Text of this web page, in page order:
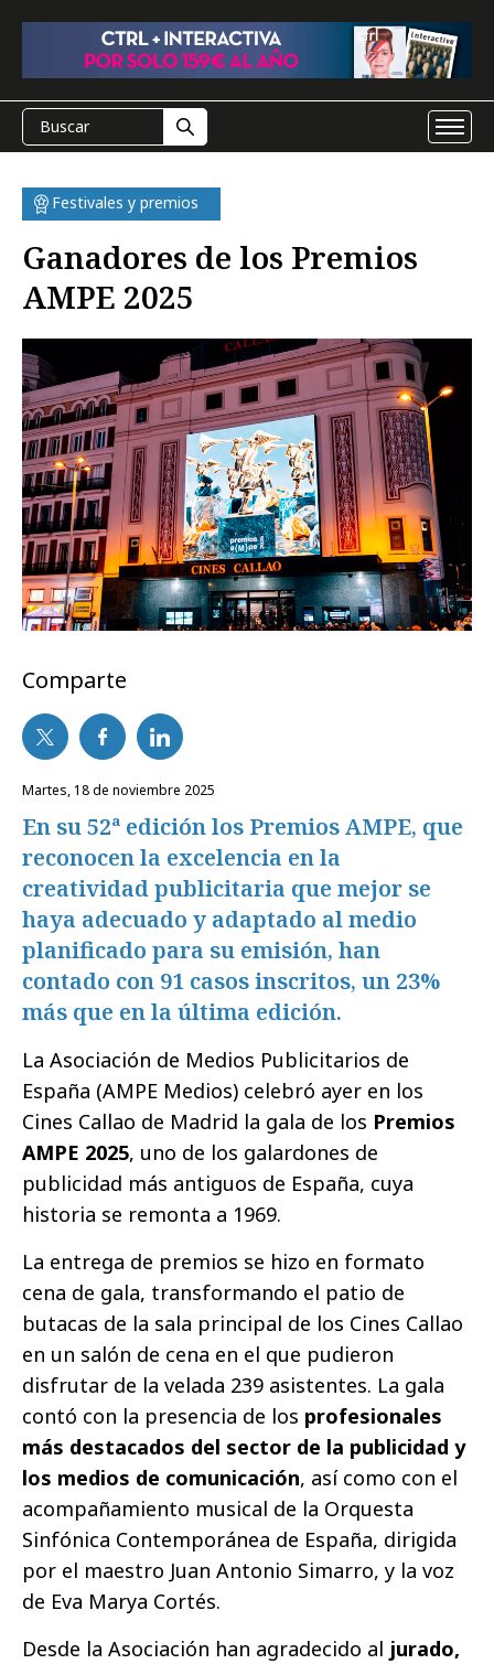
Festivales y premios
Ganadores de los Premios
AMPE 2025
Comparte
martes, 18 de noviembre 2025
En su 52ª edición los Premios AMPE, que
reconocen la excelencia en la
creatividad publicitaria que mejor se
haya adecuado y adaptado al medio
planificado para su emisión, han
contado con 91 casos inscritos, un 23%
más que en la última edición.
La Asociación de Medios Publicitarios de
España (AMPE Medios) celebró ayer en los
Cines Callao de Madrid la gala de los Premios
AMPE 2025, uno de los galardones de
publicidad más antiguos de España, cuya
historia se remonta a 1969.
La entrega de premios se hizo en formato
cena de gala, transformando el patio de
butacas de la sala principal de los Cines Callao
en un salón de cena en el que pudieron
disfrutar de la velada 239 asistentes. La gala
contó con la presencia de los profesionales
más destacados del sector de la publicidad y
los medios de comunicación, así como con el
acompañamiento musical de la Orquesta
Sinfónica Contemporánea de España, dirigida
por el maestro Juan Antonio Simarro, y la voz
de Eva Marya Cortés.
Desde la Asociación han agradecido al jurado,